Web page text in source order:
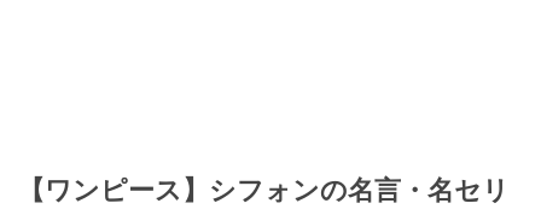
【ワンピース】シフォンの名言・名セリ